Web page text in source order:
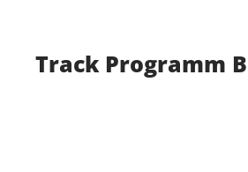
Track Programm